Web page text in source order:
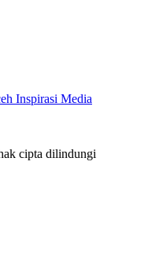
Inspirasi Media
cipta dilindungi